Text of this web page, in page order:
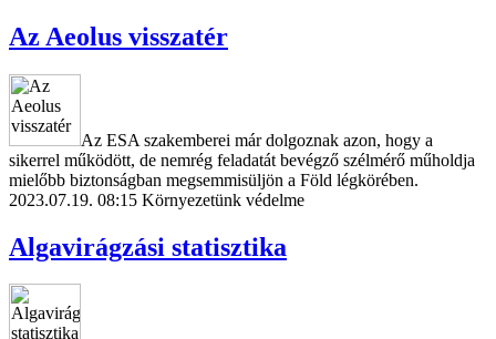
Az Aeolus visszatér
Az ESA szakemberei már dolgoznak azon, hogy a
sikerrel működött, de nemrég feladatát bevégző szélmérő műholdja
mielőbb biztonságban megsemmisüljön a Föld légkörében.
2023.07.19. 08:15 Környezetünk védelme
Algavirágzási statisztika